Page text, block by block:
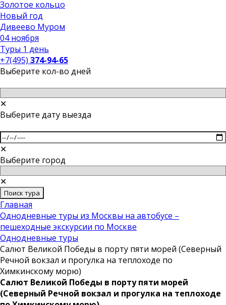
Золотое кольцо
Новый год
Дивеево Муром
04 ноября
Туры 1 день
+7(495) 374-94-65
Выберите кол-во дней
✕
Выберите дату выезда
✕
Выберите город
✕
Поиск тура
Главная
Однодневные туры из Москвы на автобусе –
пешеходные экскурсии по Москве
Однодневные туры
Салют Великой Победы в порту пяти морей (Северный
Речной вокзал и прогулка на теплоходе по
Химкинскому морю)
Салют Великой Победы в порту пяти морей
(Северный Речной вокзал и прогулка на теплоходе